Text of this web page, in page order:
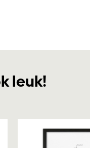
leuk!